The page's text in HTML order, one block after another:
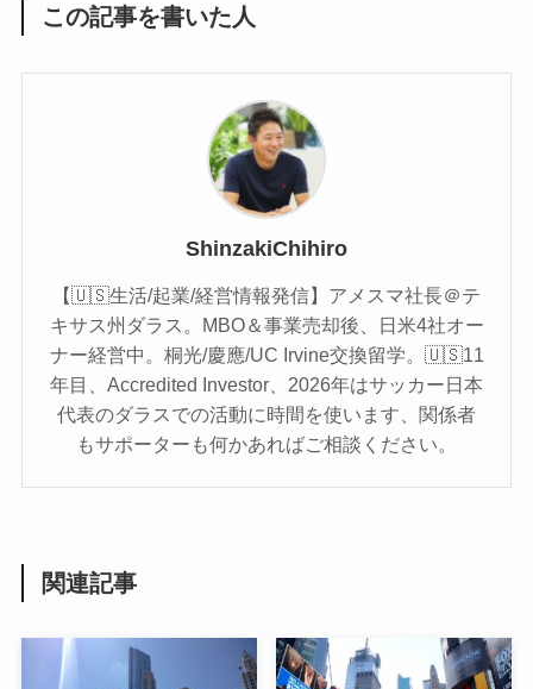
この記事を書いた人
ShinzakiChihiro
【🇺🇸生活/起業/経営情報発信】アメスマ社長＠テ
キサス州ダラス。MBO＆事業売却後、日米4社オー
ナー経営中。桐光/慶應/UC Irvine交換留学。🇺🇸11
年目、Accredited Investor、2026年はサッカー日本
代表のダラスでの活動に時間を使います、関係者
もサポーターも何かあればご相談ください。
関連記事